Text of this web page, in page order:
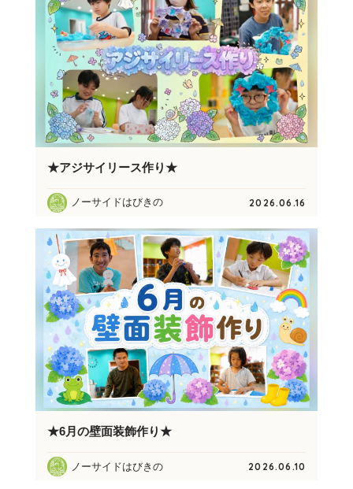
★アジサイリース作り★
ノーサイドはびきの 2026.06.16
★6月の壁面装飾作り★
ノーサイドはびきの 2026.06.10